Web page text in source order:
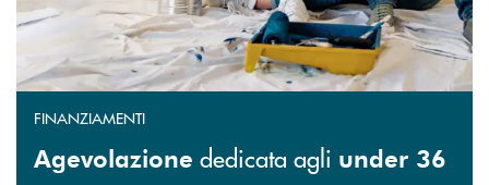
FINANZIAMENTI
Agevolazione dedicata agli under 36